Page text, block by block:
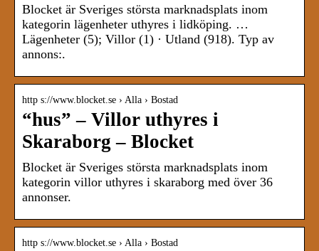
Blocket är Sveriges största marknadsplats inom
kategorin lägenheter uthyres i lidköping. …
Lägenheter (5); Villor (1) · Utland (918). Typ av
annons:.
http s://www.blocket.se › Alla › Bostad
“hus” – Villor uthyres i
Skaraborg – Blocket
Blocket är Sveriges största marknadsplats inom
kategorin villor uthyres i skaraborg med över 36
annonser.
http s://www.blocket.se › Alla › Bostad